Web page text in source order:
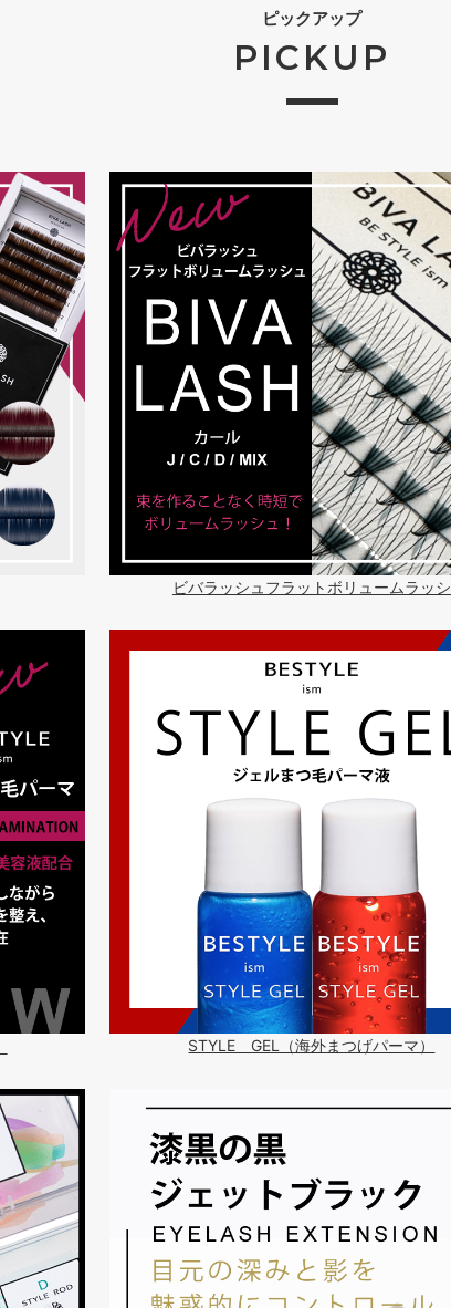
ピックアップ
PICKUP
ビバラッシュフラットボリュームラッシ
STYLE GEL（海外まつげパーマ）